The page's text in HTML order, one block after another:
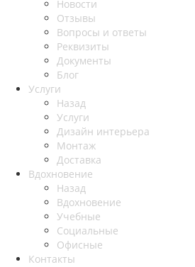
Новости
Отзывы
Вопросы и ответы
Реквизиты
Документы
Блог
Услуги
Назад
Услуги
Дизайн интерьера
Монтаж
Доставка
Вдохновение
Назад
Вдохновение
Учебные
Социальные
Офисные
Контакты